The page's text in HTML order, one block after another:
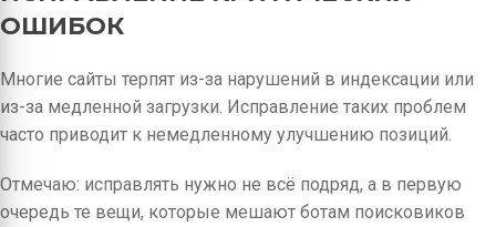
ОШИБОК
Многие сайты терпят из-за нарушений в индексации или
из-за медленной загрузки. Исправление таких проблем
часто приводит к немедленному улучшению позиций.
Отмечаю: исправлять нужно не всё подряд, а в первую
очередь те вещи, которые мешают ботам поисковиков